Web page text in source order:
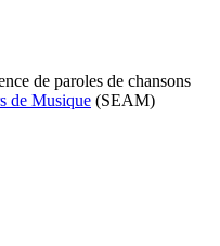
de paroles de chansons
de Musique (SEAM)